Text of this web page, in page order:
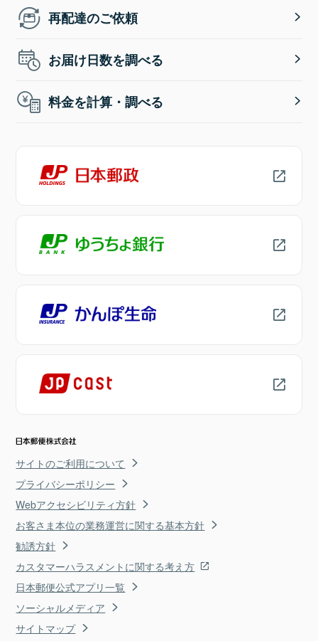
再配達のご依頼
お届け日数を調べる
料金を計算・調べる
サイトのご利用について
プライバシーポリシー
Webアクセシビリティ方針
お客さま本位の業務運営に関する基本方針
勧誘方針
カスタマーハラスメントに関する考え方
日本郵便公式アプリ一覧
ソーシャルメディア
サイトマップ